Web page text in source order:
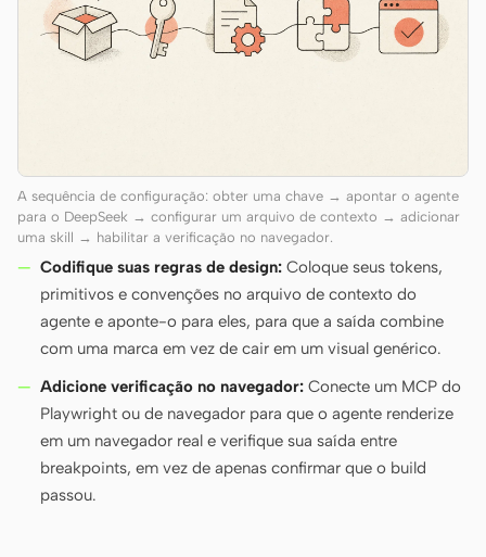
A sequência de configuração: obter uma chave → apontar o agente
para o DeepSeek → configurar um arquivo de contexto → adicionar
uma skill → habilitar a verificação no navegador.
Codifique suas regras de design: Coloque seus tokens,
primitivos e convenções no arquivo de contexto do
agente e aponte-o para eles, para que a saída combine
com uma marca em vez de cair em um visual genérico.
Adicione verificação no navegador: Conecte um MCP do
Playwright ou de navegador para que o agente renderize
em um navegador real e verifique sua saída entre
breakpoints, em vez de apenas confirmar que o build
passou.